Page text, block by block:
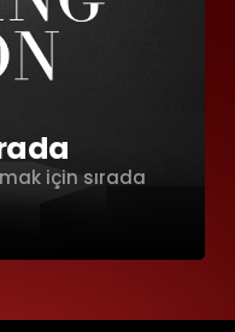
için sırada